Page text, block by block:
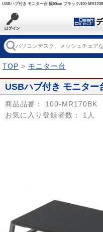
USBハブ付き モニター台 幅50cm ブラック/100-
TOP > モニター台
USBハブ付き モニター
商品品番：
100-MR170BK
お気に入り登録者数：
1人